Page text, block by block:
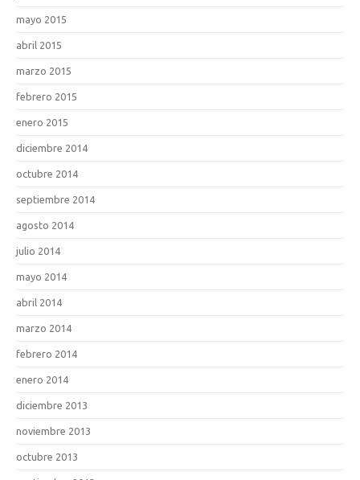
mayo 2015
abril 2015
marzo 2015
febrero 2015
enero 2015
diciembre 2014
octubre 2014
septiembre 2014
agosto 2014
julio 2014
mayo 2014
abril 2014
marzo 2014
febrero 2014
enero 2014
diciembre 2013
noviembre 2013
octubre 2013